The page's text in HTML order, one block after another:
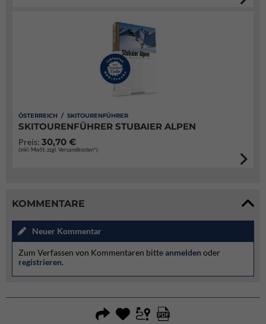
ÖSTERREICH / SKITOURENFÜHRER
SKITOURENFÜHRER STUBAIER ALPEN
Preis: 30,70 €
(inkl. MwSt. zzgl. Versandkosten*)
KOMMENTARE
Neuer Kommentar
Zum Verfassen von Kommentaren bitteanmelden oder
registrieren.